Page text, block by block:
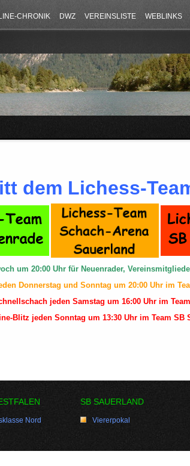
CHRONIK DWZ VEREINSLISTE WEBLINKS
dem Lichess-
um 20:00 Uhr für Neuenrader,
Donnerstag und Sonntag um 20:00 Uhr im
jeden Samstag um 16:00 Uhr im
Blitz jeden Sonntag um 13:30 Uhr im Team SB
Nord
SB SAUERLAND
Viererpokal